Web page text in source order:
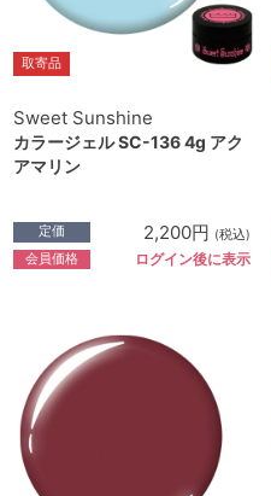
取寄品
Sweet Sunshine
カラージェル SC-136 4g アク
アマリン
定価 2,200円 (税込)
会員価格 ログイン後に表示